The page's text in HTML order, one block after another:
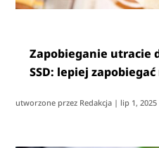
Zapobieganie utracie
SSD: lepiej
utworzone przez Redakcja | lip 1, 2025